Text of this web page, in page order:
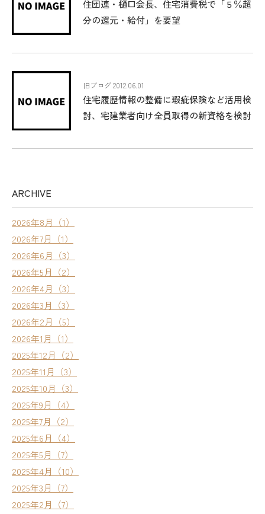
住団連・樋口会長、住宅消費税で「５％超
分の還元・給付」を要望
旧ブログ 2012.06.01
住宅履歴情報の整備に瑕疵保険など活用検
討、宅建業者向け全員取得の新資格を検討
ARCHIVE
2026年8月（1）
2026年7月（1）
2026年6月（3）
2026年5月（2）
2026年4月（3）
2026年3月（3）
2026年2月（5）
2026年1月（1）
2025年12月（2）
2025年11月（3）
2025年10月（3）
2025年9月（4）
2025年7月（2）
2025年6月（4）
2025年5月（7）
2025年4月（10）
2025年3月（7）
2025年2月（7）